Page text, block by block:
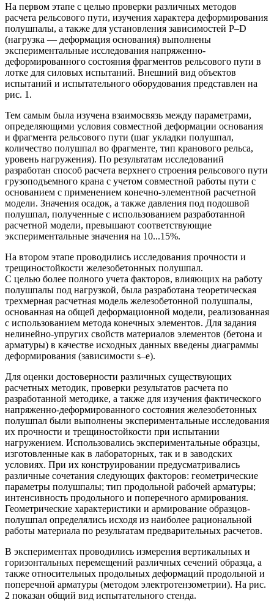
На первом этапе с целью проверки различных методов
расчета рельсового пути, изучения характера деформирования
полушпалы, а также для установления зависимостей Р–D
(нагрузка — деформация основания) выполнены
экспериментальные исследования напряженно-
деформированного состояния фрагментов рельсового пути в
лотке для силовых испытаний. Внешний вид объектов
испытаний и испытательного оборудования представлен на
рис. 1.
Тем самым была изучена взаимосвязь между параметрами,
определяющими условия совместной деформации основания
и фрагмента рельсового пути (шаг укладки полушпал,
количество полушпал во фрагменте, тип кранового рельса,
уровень нагружения). По результатам исследований
разработан способ расчета верхнего строения рельсового пути
грузоподъемного крана с учетом совместной работы пути с
основанием с применением конечно-элементной расчетной
модели. Значения осадок, а также давления под подошвой
полушпал, полученные с использованием разработанной
расчетной модели, превышают соответствующие
экспериментальные значения на 10...15%.
На втором этапе проводились исследования прочности и
трещиностойкости железобетонных полушпал.
С целью более полного учета факторов, влияющих на работу
полушпалы под нагрузкой, была разработана теоретическая
трехмерная расчетная модель железобетонной полушпалы,
основанная на общей деформационной модели, реализованная
с использованием метода конечных элементов. Для задания
нелинейно-упругих свойств материалов элементов (бетона и
арматуры) в качестве исходных данных введены диаграммы
деформирования (зависимости s–e).
Для оценки достоверности различных существующих
расчетных методик, проверки результатов расчета по
разработанной методике, а также для изучения фактического
напряженно-деформированного состояния железобетонных
полушпал были выполнены экспериментальные исследования
их прочности и трещиностойкости при испытании
нагружением. Использовались экспериментальные образцы,
изготовленные как в лабораторных, так и в заводских
условиях. При их конструировании предусматривались
различные сочетания следующих факторов: геометрические
параметры полушпалы; тип продольной рабочей арматуры;
интенсивность продольного и поперечного армирования.
Геометрические характеристики и армирование образцов-
полушпал определялись исходя из наиболее рациональной
работы материала по результатам предварительных расчетов.
В экспериментах проводились измерения вертикальных и
горизонтальных перемещений различных сечений образца, а
также относительных продольных деформаций продольной и
поперечной арматуры (методом электротензометрии). На рис.
2 показан общий вид испытательного стенда.